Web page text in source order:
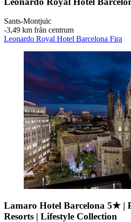
Sants-Montjuïc
‐3,49 km från centrum
Leonardo Royal Hotel Barcelona Fira
Lamaro Hotel Barcelona 5★ |
Resorts | Lifestyle Collection